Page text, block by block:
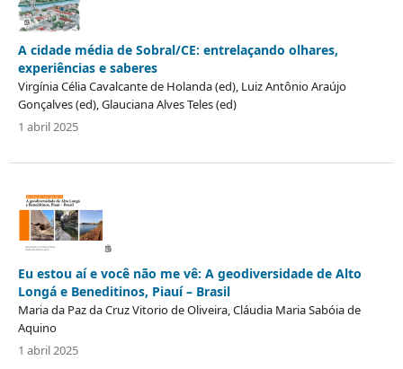
A cidade média de Sobral/CE: entrelaçando olhares,
experiências e saberes
Virgínia Célia Cavalcante de Holanda (ed), Luiz Antônio Araújo
Gonçalves (ed), Glauciana Alves Teles (ed)
1 abril 2025
Eu estou aí e você não me vê: A geodiversidade de Alto
Longá e Beneditinos, Piauí – Brasil
Maria da Paz da Cruz Vitorio de Oliveira, Cláudia Maria Sabóia de
Aquino
1 abril 2025